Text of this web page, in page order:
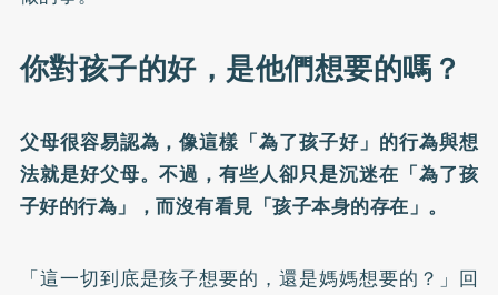
你對孩子的好，是他們想要的嗎？
父母很容易認為，像這樣「為了孩子好」的行為與想
法就是好父母。不過，有些人卻只是沉迷在「為了孩
子好的行為」，而沒有看見「孩子本身的存在」。
「這一切到底是孩子想要的，還是媽媽想要的？」回